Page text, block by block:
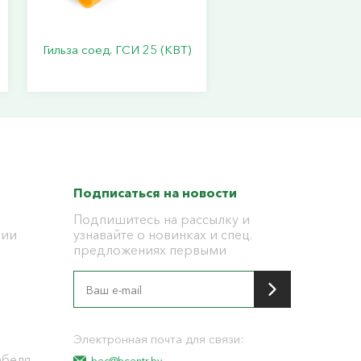
Гильза соед. ГСИ 25 (КВТ)
Подписаться на новости
Подпишитесь на рассылку и
узнавайте о новинках и спец.
предложениях первыми
Электронная почта для связи: